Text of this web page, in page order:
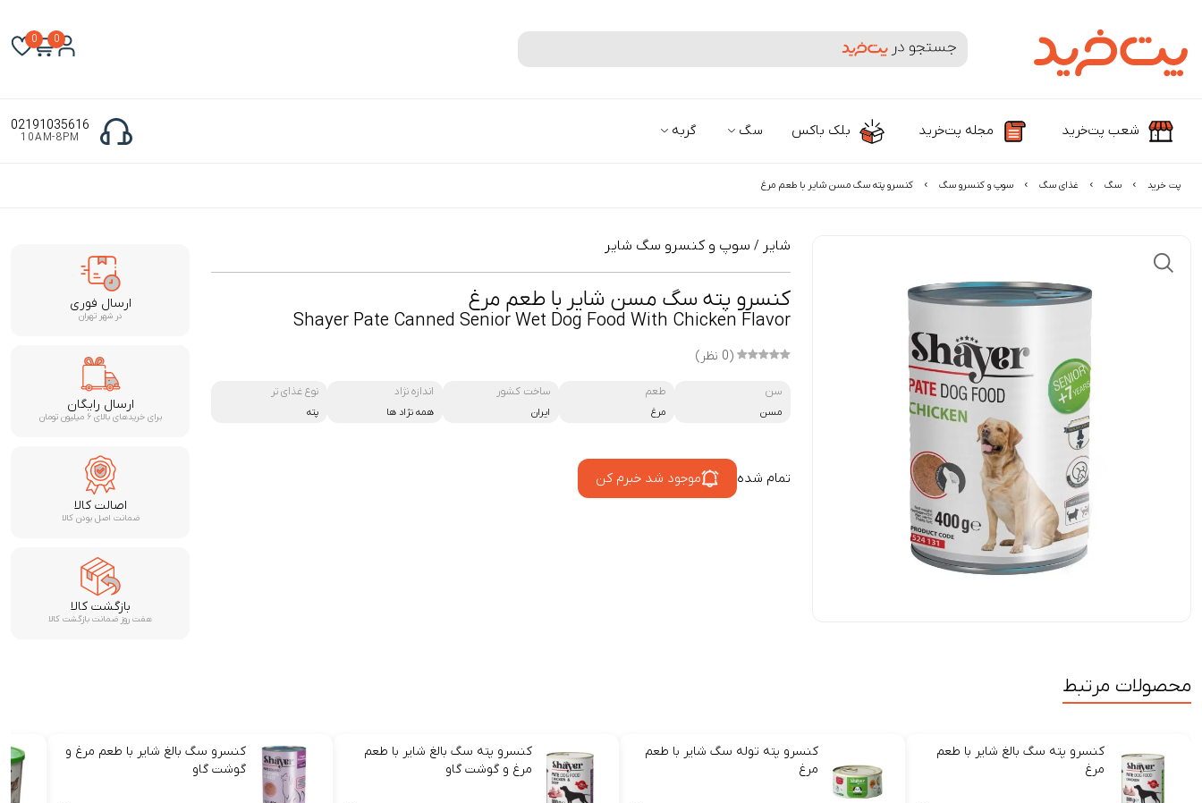
جستجوی محصولات و برندها
0
0
شعب پت‌خرید مجله پت‌خرید بلک باکس سگ گربه 02191035616
10AM-8PM
پت خرید سگ غذای سگ سوپ و کنسرو سگ کنسرو پته سگ مسن شایر با طعم مرغ
شایر / سوپ و کنسرو سگ شایر
کنسرو پته سگ مسن شایر با طعم مرغ
Shayer Pate Canned Senior Wet Dog Food With Chicken Flavor
(0 نظر)
سن
مسن
طعم
مرغ
ساخت کشور
ایران
اندازه نژاد
همه نژاد ها
نوع غذای تر
پته
تمام شده موجود شد خبرم کن
ارسال فوری
در شهر تهران
ارسال رایگان
برای خریدهای بالای ۶ میلیون تومان
اصالت کالا
ضمانت اصل بودن کالا
بازگشت کالا
هفت روز ضمانت بازگشت کالا
محصولات مرتبط
کنسرو پته سگ بالغ شایر با طعم
مرغ
کنسرو پته توله سگ شایر با طعم
مرغ
کنسرو پته سگ بالغ شایر با طعم
مرغ و گوشت گاو
کنسرو سگ بالغ شایر با طعم مرغ و
گوشت گاو